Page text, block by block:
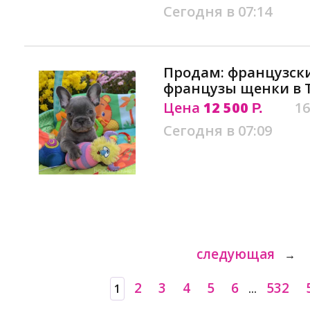
Сегодня в 07:14
Продам:
французы щенки в
Цена 12 500 Р.
Сегодня в 07:09
следующая →
1 2 3 4 5 6 ... 532